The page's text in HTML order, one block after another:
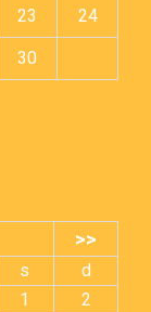
23 24
30
>>
s
d
1
2